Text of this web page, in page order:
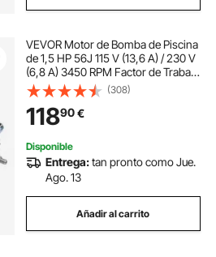
VEVOR Motor de Bomba de Piscina
de 1,5 HP 56J 115 V (13,6 A) / 230 V
(6,8 A) 3450 RPM Factor de Trabajo
1,3 Condensador de 90 µF/250 V
Motor de Repuesto de Brida
Redonda Giratorio CCW para
Piscinas
(308)
11890€
Disponible
Entrega:tan pronto como Jue.
Ago. 13
Añadir al carrito